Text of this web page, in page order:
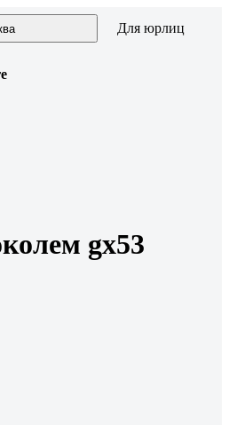
Для юрлиц
gx53